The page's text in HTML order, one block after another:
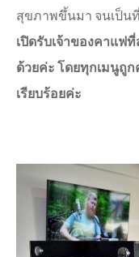
สุขภาพขึ้นมา จนเป็น
เปิดรับเจ้าของคาแฟ
ด้วยค่ะ โดยทุกเมนูถู
เรียบร้อยค่ะ